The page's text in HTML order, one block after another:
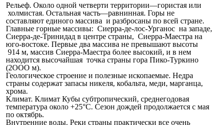
Рельеф. Около одной четверти территории—гористая или
холмистая. Остальная часть—равнинная. Горы не
составляют единого массива и разбросаны по всей стране.
Главные горные массивы: Сиерра-де-лос-Урганос на западе,
Сиерра-де-Тринидад в центре страны, Сиерра-Маестра на
юго-востоке. Первые два массива не превышают высоты
914 м, массив Сиерра-Маестра более высокий, и в нем
находится высочайшая точка страны гора Пико-Туркино
(2ООО м).
Геологическое строение и полезные ископаемые. Недра
страны содержат запасы никеля, кобальта, меди, марганца,
хрома.
Климат. Климат Кубы субтропический, среднегодовая
температура около +25°С. Сезон дождей продолжается с мая
по октябрь.
Внутренние воды. Реки страны практически все очень